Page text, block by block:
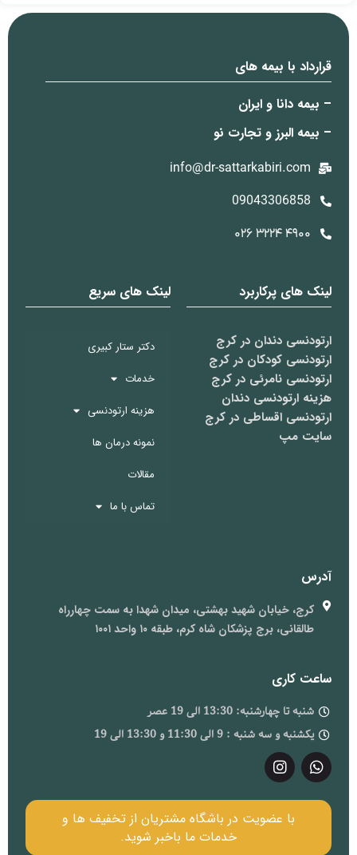
قرارداد با بیمه های
– بیمه دانا و ایران
– بیمه البرز و تجارت نو
info@dr-sattarkabiri.com
09043306858
۴۹۰۰ ۳۲۲۴ ۰۲۶
لینک های پرکاربرد
ارتودنسی دندان در کرج
ارتودنسی کودکان در کرج
ارتودنسی نامرئی در کرج
هزینه ارتودنسی دندان
ارتودنسی اقساطی در کرج
سایت مپ
لینک های سریع
دکتر ستار کبیری
خدمات
هزینه ارتودنسی
نمونه درمان ها
مقالات
تماس با ما
آدرس
کرج، خیابان شهید بهشتی، میدان شهدا به سمت چهارراه
طالقانی، برج پزشکان شاه کرم، طبقه ۱۰ واحد ۱۰۰۱
ساعت کاری
شنبه تا چهارشنبه: 13:30 الی 19 عصر
یکشنبه و سه شنبه : 9 الی 11:30 و 13:30 الی 19
با عضویت در باشگاه مشتریان از تخفیف ها و
خدمات ما باخبر شوید.